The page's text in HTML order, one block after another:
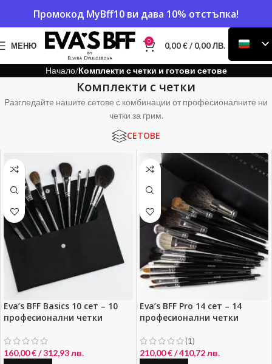
Промокод MyBff10 ви дава 10% отстъпка!
МЕНЮ 0 0,00€/ 0,00 ЛВ.
Начало Комплекти с четки и готови сетове
Комплекти с четки
Разгледайте нашите сетове с комбинации от професионалните ни
четки за грим.
СЕТОВЕ
Eva’s BFF Basics 10 сет – 10
професионални четки
160,00€/ 312,93 лв.
Eva’s BFF Pro 14 сет – 14
професионални четки
(1)
210,00€/ 410,72 лв.